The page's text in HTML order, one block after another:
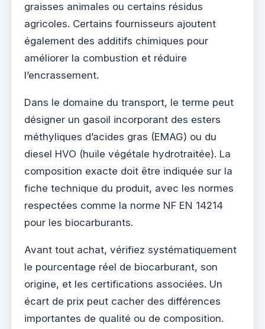
graisses animales ou certains résidus
agricoles. Certains fournisseurs ajoutent
également des additifs chimiques pour
améliorer la combustion et réduire
l’encrassement.
Dans le domaine du transport, le terme peut
désigner un gasoil incorporant des esters
méthyliques d’acides gras (EMAG) ou du
diesel HVO (huile végétale hydrotraitée). La
composition exacte doit être indiquée sur la
fiche technique du produit, avec les normes
respectées comme la norme NF EN 14214
pour les biocarburants.
Avant tout achat, vérifiez systématiquement
le pourcentage réel de biocarburant, son
origine, et les certifications associées. Un
écart de prix peut cacher des différences
importantes de qualité ou de composition.